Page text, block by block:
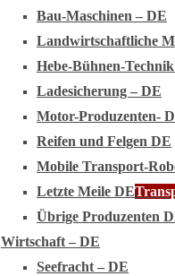
Bau-Maschinen – DE
Landwirtschaftliche
Hebe-Bühnen-
Ladesicherung – DE
Motor-Produzenten-
Reifen und Felgen DE
Mobile Transport-
Letzte Meile DE
Übrige Produzenten
Wirtschaft – DE
Seefracht – DE